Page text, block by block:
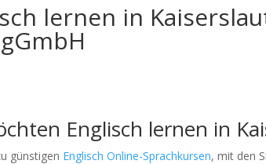
lernen in
Englisch lernen in
günstigen Englisch Online-Sprachkursen, mit den